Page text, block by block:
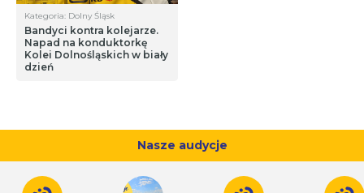
Kategoria: Dolny Śląsk
Bandyci kontra kolejarze.
Napad na konduktorkę
Kolei Dolnośląskich w biały
dzień
Nasze audycje